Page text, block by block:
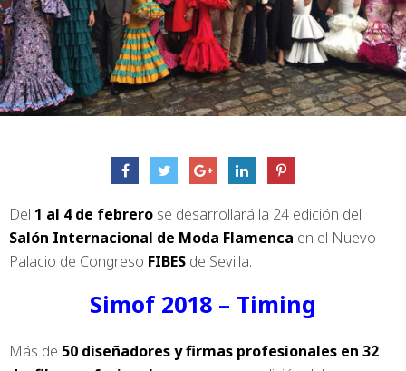
Del 1 al 4 de febrero se desarrollará la 24 edición del
Salón Internacional de Moda Flamenca en el Nuevo
Palacio de Congreso FIBES de Sevilla.
Simof 2018 – Timing
Más de 50 diseñadores y firmas profesionales en 32